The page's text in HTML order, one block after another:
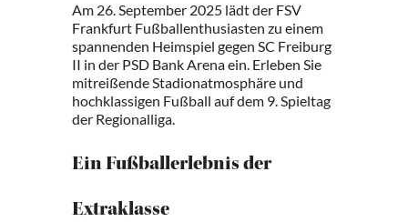
Am 26. September 2025 lädt der FSV
Frankfurt Fußballenthusiasten zu einem
spannenden Heimspiel gegen SC Freiburg
II in der PSD Bank Arena ein. Erleben Sie
mitreißende Stadionatmosphäre und
hochklassigen Fußball auf dem 9. Spieltag
der Regionalliga.
Ein Fußballerlebnis der
Extraklasse